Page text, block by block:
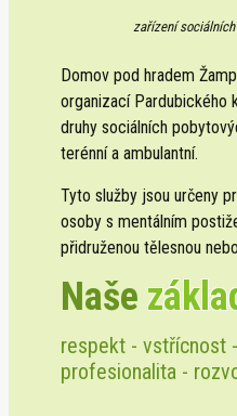
zařízení
Domov pod hradem
organizací Pardubického
druhy sociálních
terénní a ambulantní.
Tyto služby jsou určeny
osoby s mentálním
přidruženou tělesnou
Naše
respekt - vstřícnost
profesionalita -